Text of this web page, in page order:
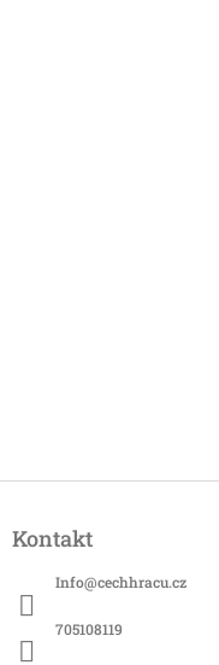
pKontakt
Info@cechhracu.cz
705108119